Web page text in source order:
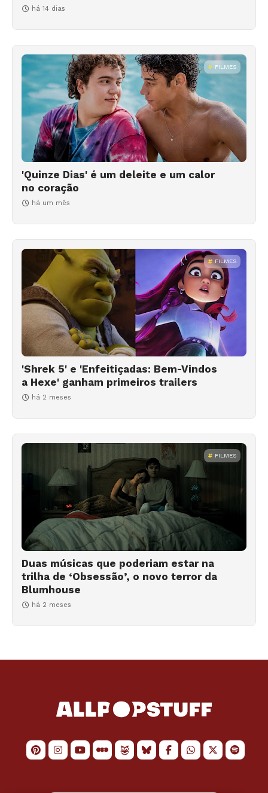
há 14 dias
FILMES
'Quinze Dias' é um deleite e um calor
no coração
há um mês
FILMES
'Shrek 5' e 'Enfeitiçadas: Bem-Vindos
a Hexe' ganham primeiros trailers
há 2 meses
FILMES
Duas músicas que poderiam estar na
trilha de ‘Obsessão’, o novo terror da
Blumhouse
há 2 meses